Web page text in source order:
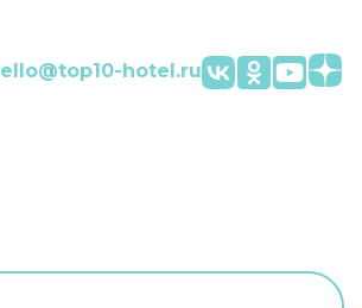
hotel.ru